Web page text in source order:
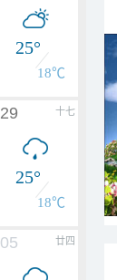
25°
18℃
十七
29
25°
18℃
廿四
05